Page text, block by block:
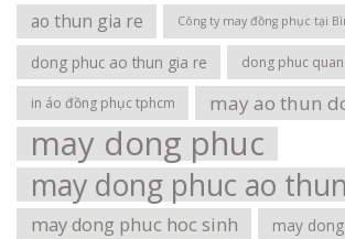
ao thun gia re Công ty may đồng phục tại
dong phuc ao thun gia re dong phuc
in áo đồng phục tphcm may ao thun
may dong phuc
may dong phuc ao thun
may dong phuc hoc sinh may